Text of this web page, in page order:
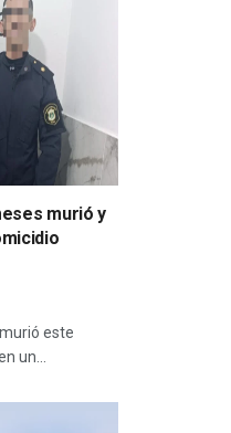
murió y
este
un...